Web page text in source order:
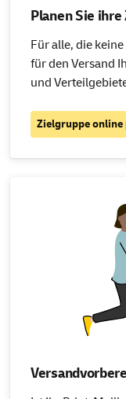
Planen Sie
Für alle, die
für den Versand
und
Zielgruppe online